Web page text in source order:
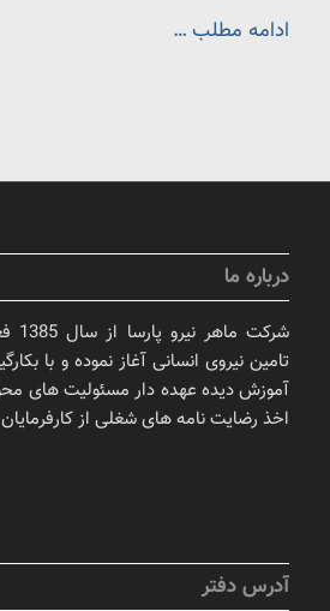
ادامه مطلب …
درباره ما
تامین نیروی انسانی آغاز نموده و با
آموزش دیده عهده دار مسئولیت های
اخذ رضایت نامه های شغلی از
آدرس دفتر